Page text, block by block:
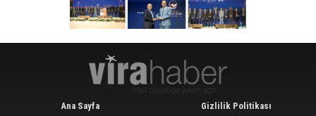
Ana Sayfa
Gizlilik Politikası